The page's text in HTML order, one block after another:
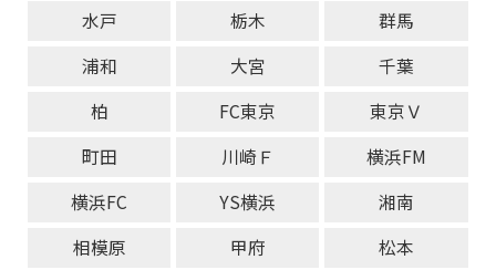
水戸
栃木
群馬
浦和
大宮
千葉
柏
FC東京
東京Ｖ
町田
川崎Ｆ
横浜FM
横浜FC
YS横浜
湘南
相模原
甲府
松本